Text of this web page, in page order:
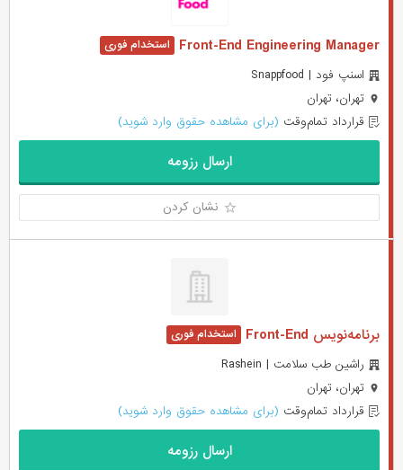
Front-End Engineering Manager
اسنپ فود | Snappfood
تهران، تهران
قرارداد تمام‌وقت (برای مشاهده حقوق وارد شوید)
ارسال رزومه
نشان کردن
برنامه‌نویس Front-End
راشین طب سلامت | Rashein
تهران، تهران
قرارداد تمام‌وقت (برای مشاهده حقوق وارد شوید)
ارسال رزومه